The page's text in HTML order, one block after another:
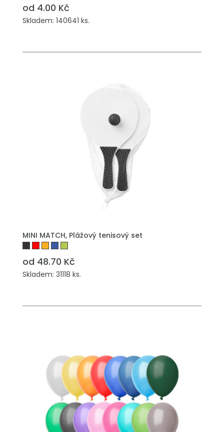
od 4.00 Kč
Skladem: 140641 ks.
MINI MATCH, Plážový tenisový set
od 48.70 Kč
Skladem: 31118 ks.